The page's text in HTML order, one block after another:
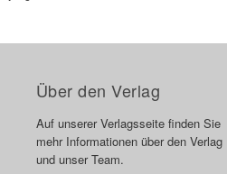
Über den Verlag
Auf unserer Verlagsseite finden Sie
mehr Informationen über den Verlag
und unser Team.